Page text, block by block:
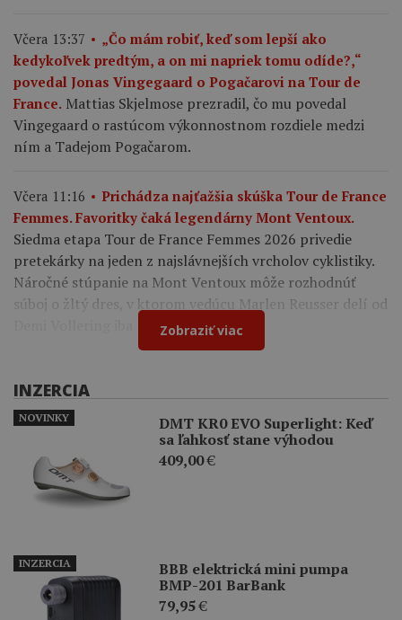
Včera 13:37
„Čo mám robiť, keď som lepší ako
kedykoľvek predtým, a on mi napriek tomu odíde?,“
povedal Jonas Vingegaard o Pogačarovi na Tour de
France. Mattias Skjelmose prezradil, čo mu povedal
Vingegaard o rastúcom výkonnostnom rozdiele medzi
ním a Tadejom Pogačarom.
Včera 11:16
Prichádza najťažšia skúška Tour de France
Femmes. Favoritky čaká legendárny Mont Ventoux.
Siedma etapa Tour de France Femmes 2026 privedie
pretekárky na jeden z najslávnejších vrcholov cyklistiky.
Náročné stúpanie na Mont Ventoux môže rozhodnúť
súboj o žltý dres, v ktorom vedúcu Marlen Reusser delí od
Demi Vollering iba 12 sekúnd.
Zobraziť viac
INZERCIA
DMT KR0 EVO Superlight: Keď
sa ľahkosť stane výhodou
409,00€
NOVINKY
BBB elektrická mini pumpa
BMP-201 BarBank
79,95€
INZERCIA